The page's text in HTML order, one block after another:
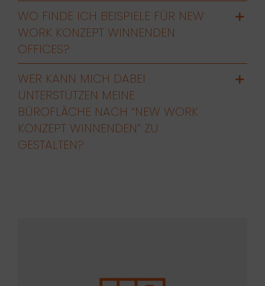
WO FINDE ICH BEISPIELE FÜR NEW
WORK KONZEPT WINNENDEN
OFFICES?
WER KANN MICH DABEI
UNTERSTÜTZEN MEINE
BÜROFLÄCHE NACH “NEW WORK
KONZEPT WINNENDEN” ZU
GESTALTEN?